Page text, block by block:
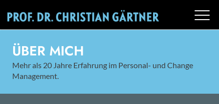
ÜBER MICH
Mehr als 20 Jahre Erfahrung im Personal- und Change
Management.